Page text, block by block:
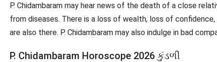
P. Chidambaram may hear news of the death of a close
from diseases. There is a loss of wealth, loss of
are also there. P. Chidambaram may also indulge in bad
P. Chidambaram Horoscope 2026 કુંડળી